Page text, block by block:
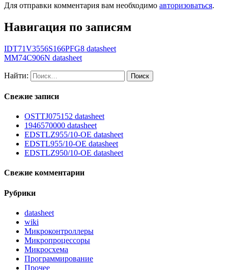
Для отправки комментария вам необходимо авторизоваться.
Навигация по записям
IDT71V3556S166PFG8 datasheet
MM74C906N datasheet
Найти:
Свежие записи
OSTTJ075152 datasheet
1946570000 datasheet
EDSTLZ955/10-OE datasheet
EDSTL955/10-OE datasheet
EDSTLZ950/10-OE datasheet
Свежие комментарии
Рубрики
datasheet
wiki
Микроконтроллеры
Микропроцессоры
Микросхема
Программирование
Прочее